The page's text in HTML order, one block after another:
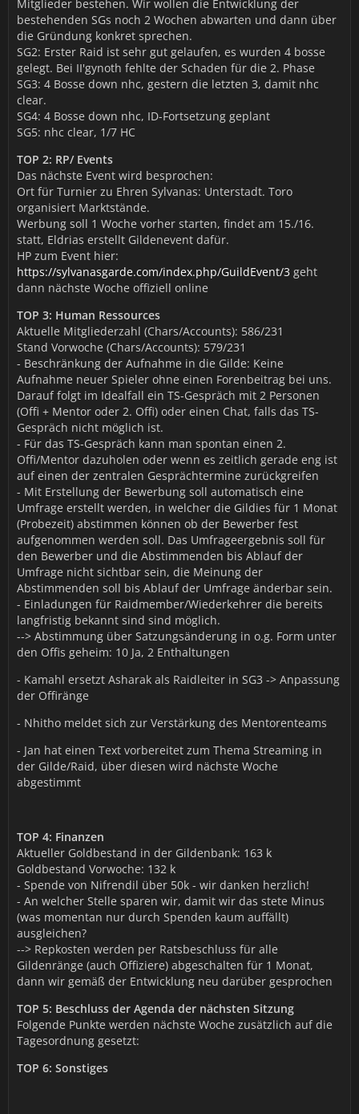
Mitglieder bestehen. Wir wollen die Entwicklung der
bestehenden SGs noch 2 Wochen abwarten und dann über
die Gründung konkret sprechen.
SG2: Erster Raid ist sehr gut gelaufen, es wurden 4 bosse
gelegt. Bei II'gynoth fehlte der Schaden für die 2. Phase
SG3: 4 Bosse down nhc, gestern die letzten 3, damit nhc
clear.
SG4: 4 Bosse down nhc, ID-Fortsetzung geplant
SG5: nhc clear, 1/7 HC
TOP 2: RP/ Events
Das nächste Event wird besprochen:
Ort für Turnier zu Ehren Sylvanas: Unterstadt. Toro
organisiert Marktstände.
Werbung soll 1 Woche vorher starten, findet am 15./16.
statt, Eldrias erstellt Gildenevent dafür.
HP zum Event hier:
https://sylvanasgarde.com/index.php/GuildEvent/3 geht
dann nächste Woche offiziell online
TOP 3: Human Ressources
Aktuelle Mitgliederzahl (Chars/Accounts): 586/231
Stand Vorwoche (Chars/Accounts): 579/231
- Beschränkung der Aufnahme in die Gilde: Keine
Aufnahme neuer Spieler ohne einen Forenbeitrag bei uns.
Darauf folgt im Idealfall ein TS-Gespräch mit 2 Personen
(Offi + Mentor oder 2. Offi) oder einen Chat, falls das TS-
Gespräch nicht möglich ist.
- Für das TS-Gespräch kann man spontan einen 2.
Offi/Mentor dazuholen oder wenn es zeitlich gerade eng ist
auf einen der zentralen Gesprächtermine zurückgreifen
- Mit Erstellung der Bewerbung soll automatisch eine
Umfrage erstellt werden, in welcher die Gildies für 1 Monat
(Probezeit) abstimmen können ob der Bewerber fest
aufgenommen werden soll. Das Umfrageergebnis soll für
den Bewerber und die Abstimmenden bis Ablauf der
Umfrage nicht sichtbar sein, die Meinung der
Abstimmenden soll bis Ablauf der Umfrage änderbar sein.
- Einladungen für Raidmember/Wiederkehrer die bereits
langfristig bekannt sind sind möglich.
--> Abstimmung über Satzungsänderung in o.g. Form unter
den Offis geheim: 10 Ja, 2 Enthaltungen
- Kamahl ersetzt Asharak als Raidleiter in SG3 -> Anpassung
der Offiränge
- Nhitho meldet sich zur Verstärkung des Mentorenteams
- Jan hat einen Text vorbereitet zum Thema Streaming in
der Gilde/Raid, über diesen wird nächste Woche
abgestimmt
TOP 4: Finanzen
Aktueller Goldbestand in der Gildenbank: 163 k
Goldbestand Vorwoche: 132 k
- Spende von Nifrendil über 50k - wir danken herzlich!
- An welcher Stelle sparen wir, damit wir das stete Minus
(was momentan nur durch Spenden kaum auffällt)
ausgleichen?
--> Repkosten werden per Ratsbeschluss für alle
Gildenränge (auch Offiziere) abgeschalten für 1 Monat,
dann wir gemäß der Entwicklung neu darüber gesprochen
TOP 5: Beschluss der Agenda der nächsten Sitzung
Folgende Punkte werden nächste Woche zusätzlich auf die
Tagesordnung gesetzt:
TOP 6: Sonstiges